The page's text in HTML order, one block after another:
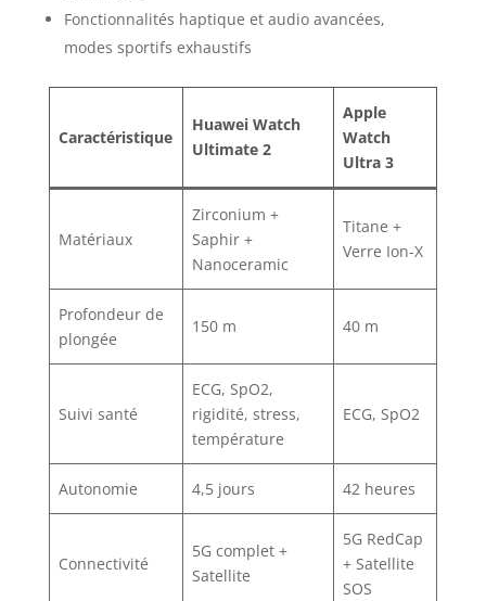
Fonctionnalités haptique et audio avancées,
modes sportifs exhaustifs
Caractéristique
Huawei Watch
Ultimate 2
Apple
Watch
Ultra 3
Matériaux
Zirconium +
Saphir +
Nanoceramic
Titane +
Verre Ion-X
Profondeur de
plongée
150 m 40 m
Suivi santé
ECG, SpO2,
rigidité, stress,
température
ECG, SpO2
Autonomie 4,5 jours 42 heures
Connectivité
5G complet +
Satellite
5G RedCap
+ Satellite
SOS